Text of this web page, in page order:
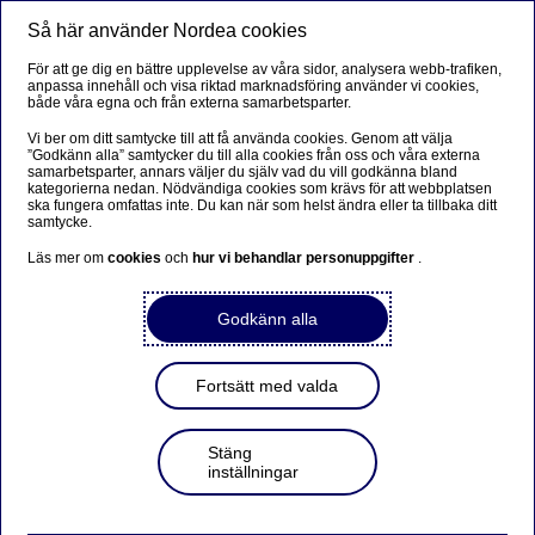
Företag
Här beställer du en lista över
användare i Nordea Business
Skriv ut lista över användare själv i
Nordea Business
Är du administratör för företagets Nordea Business-avtal
kan du nu själv skriva ut en lista över alla aktiva
användare och vilka behörigheter de har. När du loggat in
i Nordea Business går du till Hantera användare så hittar
Så här använder Nordea cookies
För att ge dig en bättre upplevelse av våra sidor, analysera webb-trafiken,
anpassa innehåll och visa riktad marknadsföring använder vi cookies,
både våra egna och från externa samarbetsparter.
Vi ber om ditt samtycke till att få använda cookies. Genom att välja
”Godkänn alla” samtycker du till alla cookies från oss och våra externa
samarbetsparter, annars väljer du själv vad du vill godkänna bland
kategorierna nedan. Nödvändiga cookies som krävs för att webbplatsen
ska fungera omfattas inte. Du kan när som helst ändra eller ta tillbaka ditt
samtycke.
Läs mer omcookiesoch hur vi behandlar personuppgifter .
Godkänn alla
Fortsätt med valda
Stäng
inställningar